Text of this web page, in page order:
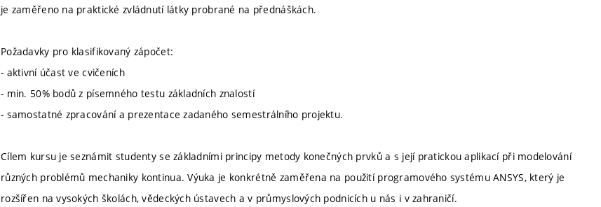
je zaměřeno na praktické zvládnutí látky probrané na přednáškách.
Požadavky pro klasifikovaný zápočet:
- aktivní účast ve cvičeních
- min. 50% bodů z písemného testu základních znalostí
- samostatné zpracování a prezentace zadaného semestrálního projektu.
Cílem kursu je seznámit studenty se základními principy metody konečných prvků a s její pratickou aplikací při modelování
různých problémů mechaniky kontinua. Výuka je konkrétně zaměřena na použití programového systému ANSYS, který je
rozšířen na vysokých školách, vědeckých ústavech a v průmyslových podnicích u nás i v zahraničí.